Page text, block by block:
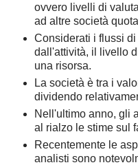
ovvero livelli di
ad altre società
Considerati i flussi
dall'attività, il livello
una risorsa.
La società è tra i
dividendo
Nell'ultimo anno, gli
al rialzo le stime sul
Recentemente le
analisti sono